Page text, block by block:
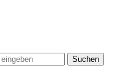
Suchen